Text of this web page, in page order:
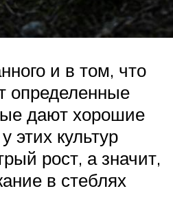
и в том, что
определенные
дают хорошие
этих культур
рост, а значит,
в стеблях